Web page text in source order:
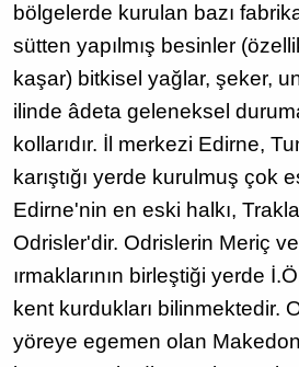
bölgelerde kurulan bazı
sütten yapılmış besinler
kaşar) bitkisel yağlar, şeker,
ilinde âdeta geleneksel
kollarıdır. İl merkezi Edirne,
karıştığı yerde kurulmuş çok
Edirne'nin en eski halkı,
Odrisler'dir. Odrislerin Meriç
ırmaklarının birleştiği yerde
kent kurdukları bilinmektedir.
yöreye egemen olan